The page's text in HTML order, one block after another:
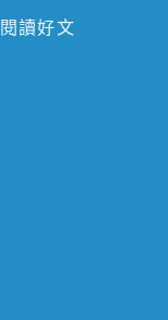
閱讀好文